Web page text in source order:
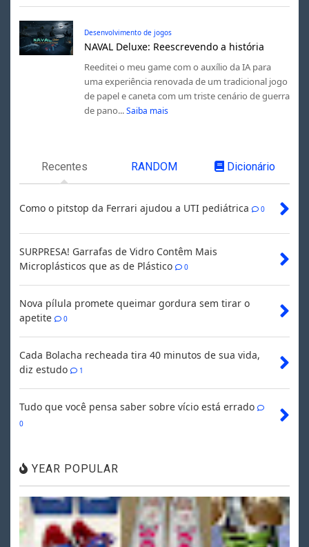
Desenvolvimento de jogos
NAVAL Deluxe: Reescrevendo a história
Reeditei o meu game com o auxílio da IA para
uma experiência renovada de um tradicional jogo
de papel e caneta com um triste cenário de guerra
de pano... Saiba mais
Recentes RANDOM Dicionário
Como o pitstop da Ferrari ajudou a UTI pediátrica 0
SURPRESA! Garrafas de Vidro Contêm Mais
Microplásticos que as de Plástico
0
Nova pílula promete queimar gordura sem tirar o
apetite
0
Cada Bolacha recheada tira 40 minutos de sua vida,
diz estudo
1
Tudo que você pensa saber sobre vício está errado
0
YEAR POPULAR